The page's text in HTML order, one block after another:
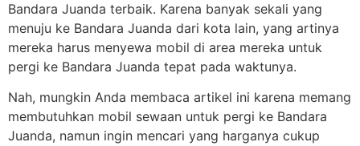
Bandara Juanda terbaik. Karena banyak sekali yang
menuju ke Bandara Juanda dari kota lain, yang artinya
mereka harus menyewa mobil di area mereka untuk
pergi ke Bandara Juanda tepat pada waktunya.
Nah, mungkin Anda membaca artikel ini karena memang
membutuhkan mobil sewaan untuk pergi ke Bandara
Juanda, namun ingin mencari yang harganya cukup